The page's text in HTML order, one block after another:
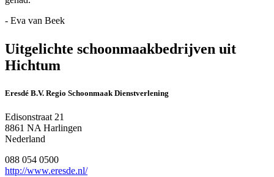
- Eva van Beek
Uitgelichte schoonmaakbedrijven uit
Hichtum
Eresdé B.V. Regio Schoonmaak Dienstverlening
Edisonstraat 21
8861 NA Harlingen
Nederland
088 054 0500
http://www.eresde.nl/